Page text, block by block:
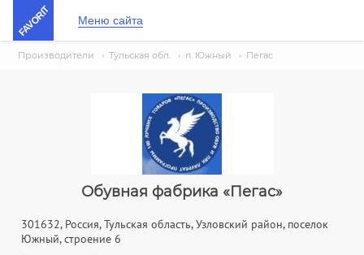
FAVORIT Меню сайта
Производители › Тульская обл. › п. Южный › Пегас
Обувная фабрика «Пегас»
301632, Россия, Тульская область, Узловский район, поселок
Южный, строение 6